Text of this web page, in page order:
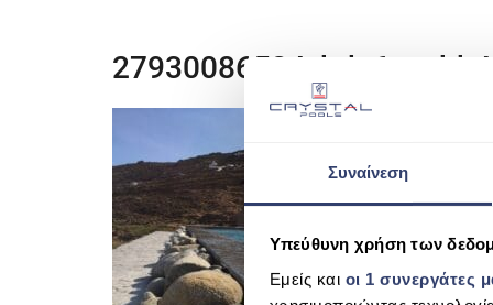
Συναίνεση
Υπεύθυνη χρήση των
Εμείς και οι 1 συνεργάτες